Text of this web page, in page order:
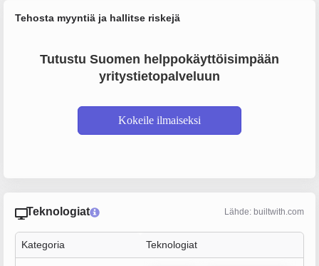
Tehosta myyntiä ja hallitse riskejä
Tutustu Suomen helppokäyttöisimpään
yritystietopalveluun
Kokeile ilmaiseksi
Teknologiat Lähde: builtwith.com
Kategoria Teknologiat